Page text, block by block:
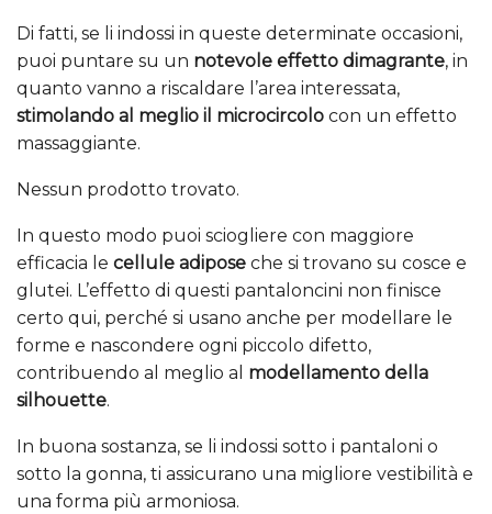
Di fatti, se li indossi in queste determinate occasioni,
puoi puntare su un notevole effetto dimagrante, in
quanto vanno a riscaldare l’area interessata,
stimolando al meglio il microcircolo con un effetto
massaggiante.
Nessun prodotto trovato.
In questo modo puoi sciogliere con maggiore
efficacia le cellule adipose che si trovano su cosce e
glutei. L’effetto di questi pantaloncini non finisce
certo qui, perché si usano anche per modellare le
forme e nascondere ogni piccolo difetto,
contribuendo al meglio al modellamento della
silhouette.
In buona sostanza, se li indossi sotto i pantaloni o
sotto la gonna, ti assicurano una migliore vestibilità e
una forma più armoniosa.